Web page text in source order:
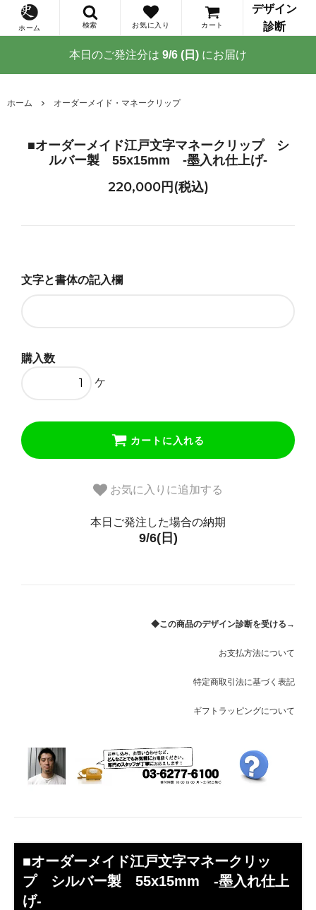
ホーム 検索 お気に入り カート
デザイン
診断
本日のご発注分は 9/6 (日) にお届け
ホーム オーダーメイド・マネークリップ
■オーダーメイド江戸文字マネークリップ シ
ルバー製 55x15mm -墨入れ仕上げ-
220,000円(税込)
文字と書体の記入欄
購入数
ケ
カートに入れる
お気に入りに追加する
本日ご発注した場合の納期
9/6(日)
◆この商品のデザイン診断を受ける→
お支払方法について
特定商取引法に基づく表記
ギフトラッピングについて
■オーダーメイド江戸文字マネークリッ
プ シルバー製 55x15mm -墨入れ仕上
げ-